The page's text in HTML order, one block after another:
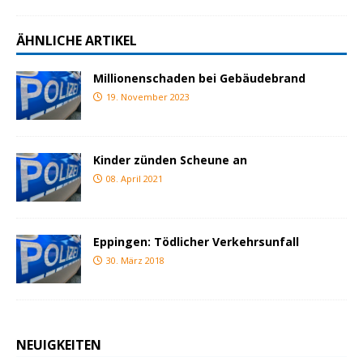
ÄHNLICHE ARTIKEL
Millionenschaden bei Gebäudebrand
19. November 2023
Kinder zünden Scheune an
08. April 2021
Eppingen: Tödlicher Verkehrsunfall
30. März 2018
NEUIGKEITEN